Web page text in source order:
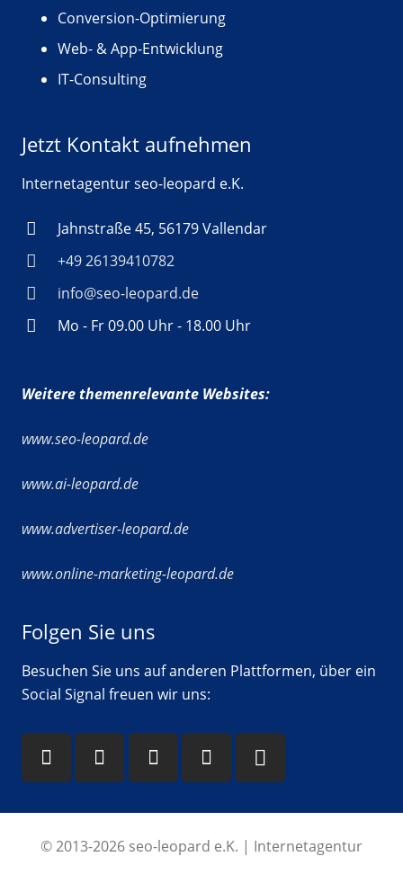
Conversion-Optimierung
Web- & App-Entwicklung
IT-Consulting
Jetzt Kontakt aufnehmen
Internetagentur seo-leopard e.K.
Jahnstraße 45, 56179 Vallendar
+49 26139410782
info@seo-leopard.de
Mo - Fr 09.00 Uhr - 18.00 Uhr
Weitere themenrelevante Websites:
www.seo-leopard.de
www.ai-leopard.de
www.advertiser-leopard.de
www.online-marketing-leopard.de
Folgen Sie uns
Besuchen Sie uns auf anderen Plattformen, über ein
Social Signal freuen wir uns:
© 2013-2026 seo-leopard e.K. | Internetagentur